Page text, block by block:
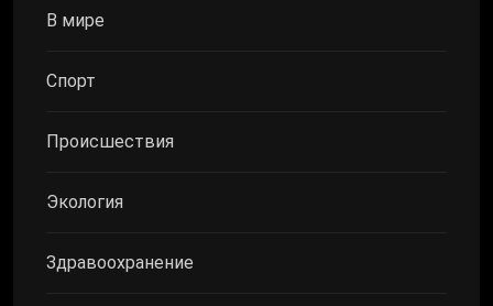
В мире
Спорт
Происшествия
Экология
Здравоохранение